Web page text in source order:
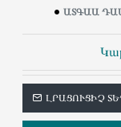
ԱՏԳԱԱ
ԼՐԱՑՈՒՑԻՉ